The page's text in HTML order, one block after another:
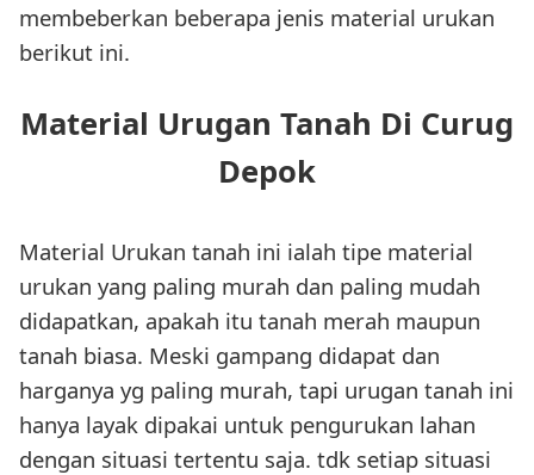
membeberkan beberapa jenis material urukan
berikut ini.
Material Urugan Tanah Di Curug
Depok
Material Urukan tanah ini ialah tipe material
urukan yang paling murah dan paling mudah
didapatkan, apakah itu tanah merah maupun
tanah biasa. Meski gampang didapat dan
harganya yg paling murah, tapi urugan tanah ini
hanya layak dipakai untuk pengurukan lahan
dengan situasi tertentu saja. tdk setiap situasi